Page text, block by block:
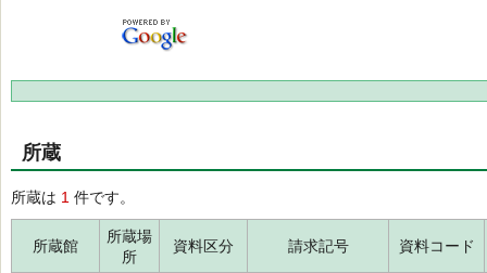
所蔵
所蔵は 1 件です。
所蔵館
所蔵場
所
資料区分 請求記号 資料コード